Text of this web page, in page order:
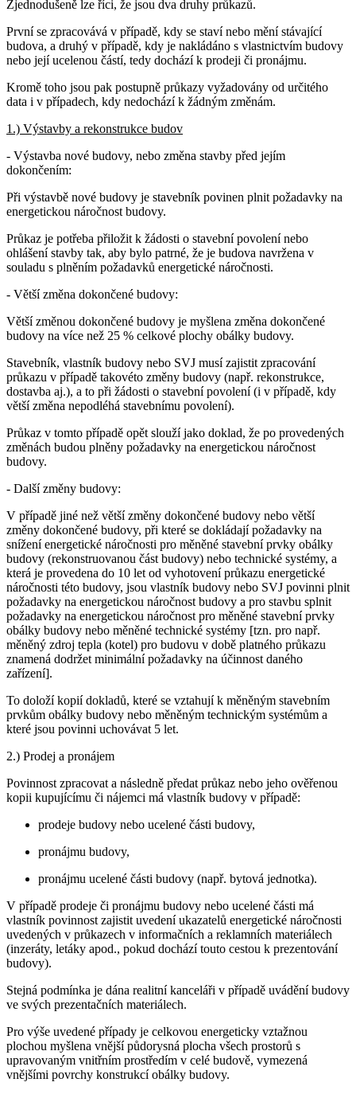
Zjednodušeně lze říci, že jsou dva druhy průkazů.
První se zpracovává v případě, kdy se staví nebo mění stávající
budova, a druhý v případě, kdy je nakládáno s vlastnictvím budovy
nebo její ucelenou částí, tedy dochází k prodeji či pronájmu.
Kromě toho jsou pak postupně průkazy vyžadovány od určitého
data i v případech, kdy nedochází k žádným změnám.
1.) Výstavby a rekonstrukce budov
- Výstavba nové budovy, nebo změna stavby před jejím
dokončením:
Při výstavbě nové budovy je stavebník povinen plnit požadavky na
energetickou náročnost budovy.
Průkaz je potřeba přiložit k žádosti o stavební povolení nebo
ohlášení stavby tak, aby bylo patrné, že je budova navržena v
souladu s plněním požadavků energetické náročnosti.
- Větší změna dokončené budovy:
Větší změnou dokončené budovy je myšlena změna dokončené
budovy na více než 25 % celkové plochy obálky budovy.
Stavebník, vlastník budovy nebo SVJ musí zajistit zpracování
průkazu v případě takovéto změny budovy (např. rekonstrukce,
dostavba aj.), a to při žádosti o stavební povolení (i v případě, kdy
větší změna nepodléhá stavebnímu povolení).
Průkaz v tomto případě opět slouží jako doklad, že po provedených
změnách budou plněny požadavky na energetickou náročnost
budovy.
- Další změny budovy:
V případě jiné než větší změny dokončené budovy nebo větší
změny dokončené budovy, při které se dokládají požadavky na
snížení energetické náročnosti pro měněné stavební prvky obálky
budovy (rekonstruovanou část budovy) nebo technické systémy, a
která je provedena do 10 let od vyhotovení průkazu energetické
náročnosti této budovy, jsou vlastník budovy nebo SVJ povinni plnit
požadavky na energetickou náročnost budovy a pro stavbu splnit
požadavky na energetickou náročnost pro měněné stavební prvky
obálky budovy nebo měněné technické systémy [tzn. pro např.
měněný zdroj tepla (kotel) pro budovu v době platného průkazu
znamená dodržet minimální požadavky na účinnost daného
zařízení].
To doloží kopií dokladů, které se vztahují k měněným stavebním
prvkům obálky budovy nebo měněným technickým systémům a
které jsou povinni uchovávat 5 let.
2.) Prodej a pronájem
Povinnost zpracovat a následně předat průkaz nebo jeho ověřenou
kopii kupujícímu či nájemci má vlastník budovy v případě:
prodeje budovy nebo ucelené části budovy,
pronájmu budovy,
pronájmu ucelené části budovy (např. bytová jednotka).
V případě prodeje či pronájmu budovy nebo ucelené části má
vlastník povinnost zajistit uvedení ukazatelů energetické náročnosti
uvedených v průkazech v informačních a reklamních materiálech
(inzeráty, letáky apod., pokud dochází touto cestou k prezentování
budovy).
Stejná podmínka je dána realitní kanceláři v případě uvádění budovy
ve svých prezentačních materiálech.
Pro výše uvedené případy je celkovou energeticky vztažnou
plochou myšlena vnější půdorysná plocha všech prostorů s
upravovaným vnitřním prostředím v celé budově, vymezená
vnějšími povrchy konstrukcí obálky budovy.